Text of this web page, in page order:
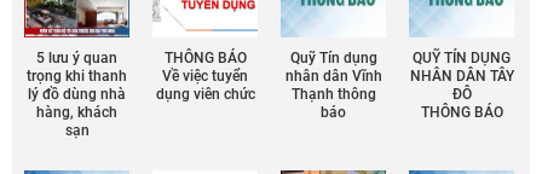
5 lưu ý quan
trọng khi thanh
lý đồ dùng nhà
hàng, khách
sạn
THÔNG BÁO
Về việc tuyển
dụng viên chức
Quỹ Tín dụng
nhân dân Vĩnh
Thạnh thông
báo
QUỸ TÍN DỤNG
NHÂN DÂN TÂY
ĐÔ
THÔNG BÁO